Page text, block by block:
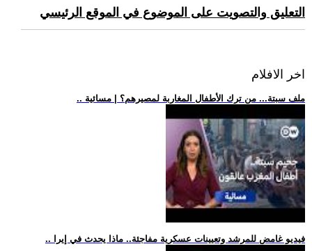
التعليق والتصويت على الموضوع في الموقع الرئيسي
اخر الافلام
.. ملف سبتة... من ترك الأطفال المغاربة لمصيرهم؟ | مسائية
.. فيديو غامض للمرشد وتعيينات عسكرية مفاجئة.. ماذا يحدث في إيرا